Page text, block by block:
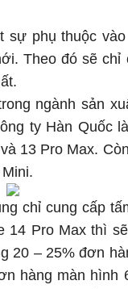
sự phụ thuộc
Theo đó sẽ chỉ
ngành sản
ty Hàn Quốc
13 Pro Max.
chỉ cung cấp
14 Pro Max thì
20 – 25% đơn
hàng màn hình